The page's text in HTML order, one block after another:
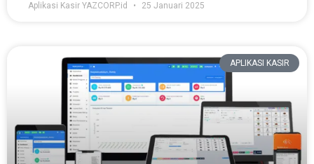
Aplikasi Kasir YAZCORP.id 25 Januari 2025
APLIKASI KASIR